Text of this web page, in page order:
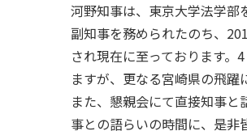
河野知事は、東京大学法学部
副知事を務められたのち、
され現在に至っております。
ますが、更なる宮崎県の飛躍
また、懇親会にて直接知事
事との語らいの時間に、是非